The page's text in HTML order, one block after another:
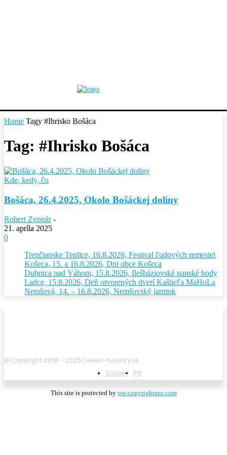
Home Tagy #Ihrisko Bošáca
Tag: #Ihrisko Bošáca
Kde, kedy, čo
Bošáca, 26.4.2025, Okolo Bošáckej doliny
Robert Zvonár -
21. apríla 2025
0
Trenčianske Teplice, 16.8.2026, Festival ľudových remesiel
Košeca, 15. a 16.8.2026, Dni obce Košeca
Dubnica nad Váhom, 15.8.2026, Ilešháziovské panské hody
Ladce, 15.8.2026, Deň otvorených dverí Kaštieľa MaHoLa
Nemšová, 14. – 16.8.2026, Nemšovský jarmok
© Copyright 2018 - 2023 | www.i-novinky.sk
O mne
PR
This site is protected by wp-copyrightpro.com